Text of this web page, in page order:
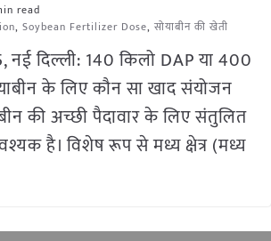
read
, Soybean Fertilizer Dose, सोयाबीन की खेती
दिल्ली: 140 किलो DAP या 400
के लिए कौन सा खाद संयोजन
की अच्छी पैदावार के लिए संतुलित
है। विशेष रूप से मध्य क्षेत्र (मध्य